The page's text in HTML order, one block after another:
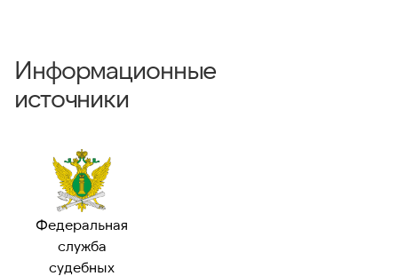
Информационные
источники
Федеральная
служба
судебных